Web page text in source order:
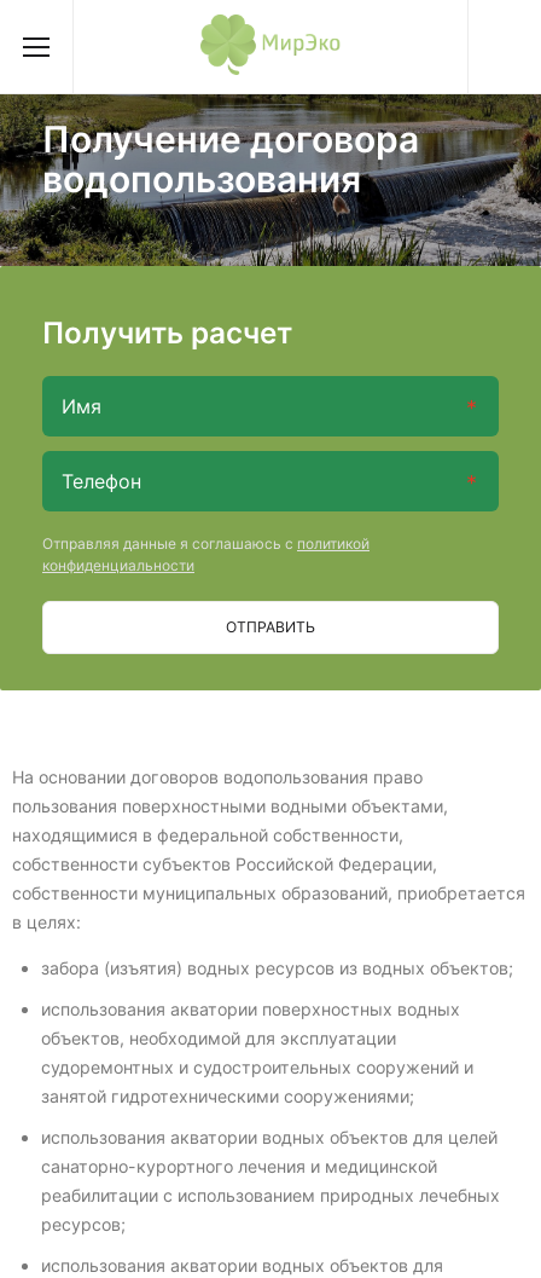
Получение договора
водопользования
Получить расчет
Отправляя данные я соглашаюсь с политикой
конфиденциальности
ОТПРАВИТЬ
На основании договоров водопользования право
пользования поверхностными водными объектами,
находящимися в федеральной собственности,
собственности субъектов Российской Федерации,
собственности муниципальных образований, приобретается
в целях:
забора (изъятия) водных ресурсов из водных объектов;
использования акватории поверхностных водных
объектов, необходимой для эксплуатации
судоремонтных и судостроительных сооружений и
занятой гидротехническими сооружениями;
использования акватории водных объектов для целей
санаторно-курортного лечения и медицинской
реабилитации с использованием природных лечебных
ресурсов;
использования акватории водных объектов для